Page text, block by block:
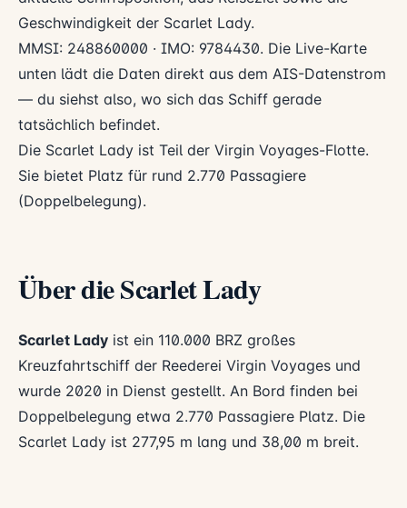
Geschwindigkeit der Scarlet Lady.
MMSI: 248860000 · IMO: 9784430. Die Live-Karte
unten lädt die Daten direkt aus dem AIS-Datenstrom
— du siehst also, wo sich das Schiff gerade
tatsächlich befindet.
Die Scarlet Lady ist Teil der Virgin Voyages-Flotte.
Sie bietet Platz für rund 2.770 Passagiere
(Doppelbelegung).
Über die Scarlet Lady
Scarlet Lady ist ein 110.000 BRZ großes
Kreuzfahrtschiff der Reederei Virgin Voyages und
wurde 2020 in Dienst gestellt. An Bord finden bei
Doppelbelegung etwa 2.770 Passagiere Platz. Die
Scarlet Lady ist 277,95 m lang und 38,00 m breit.